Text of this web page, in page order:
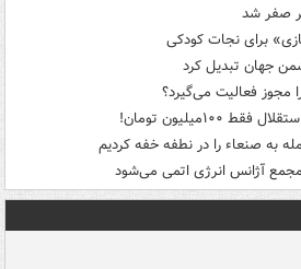
صفر شد
برای نجات کودکی
جهان تبدیل کرد
مجوز فعالیت می‌گیرد؟
تومان!
به صنعاء را در نطفه خفه کردیم
مجمع آژانس انرژی اتمی می‌شود